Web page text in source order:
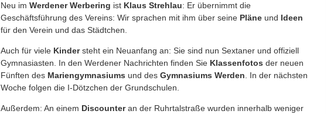
Neu im Werdener Werbering ist Klaus Strehlau: Er übernimmt die
Geschäftsführung des Vereins: Wir sprachen mit ihm über seine Pläneund Ideen
für den Verein und das Städtchen.
Auch für viele Kindersteht ein Neuanfang an: Sie sind nun Sextaner und offiziell
Gymnasiasten. In den Werdener Nachrichten finden Sie Klassenfotos der neuen
Fünften des Mariengymnasiums und des Gymnasiums Werden . In der nächsten
Woche folgen die I-Dötzchen der Grundschulen.
Außerdem: An einem Discounteran der Ruhrtalstraße wurden innerhalb weniger